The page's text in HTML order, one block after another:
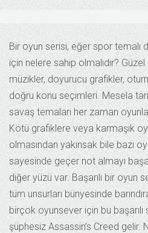
Bir oyun serisi, eğer spor temalı
için nelere sahip olmalıdır?
müzikler, doyurucu grafikler,
doğru konu seçimleri. Mesela
savaş temaları her zaman
Kötü grafiklere veya karmaşık
olmasından yakınsak bile bazı
sayesinde geçer not almayı
diğer yüzü var. Başarılı bir oyun
tüm unsurları bünyesinde
birçok oyunsever için bu başarılı
şüphesiz Assassin’s Creed gelir.